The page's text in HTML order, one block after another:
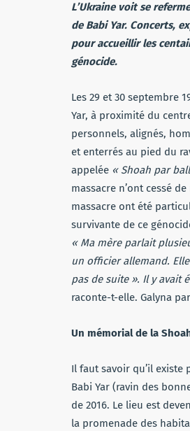
L’Ukraine voit se
de Babi Yar. Concerts,
pour accueillir les
génocide.
Les 29 et 30 septembre
Yar, à proximité du
personnels, alignés,
et enterrés au pied du
appelée « Shoah par
massacre n’ont cessé
massacre ont été
survivante de ce
« Ma mère parlait
un officier allemand.
pas de suite ». Il y avait
raconte-t-elle. Galyna
Un mémorial de la
Il faut savoir qu’il existe
Babi Yar (ravin des
de 2016. Le lieu est
la promenade des